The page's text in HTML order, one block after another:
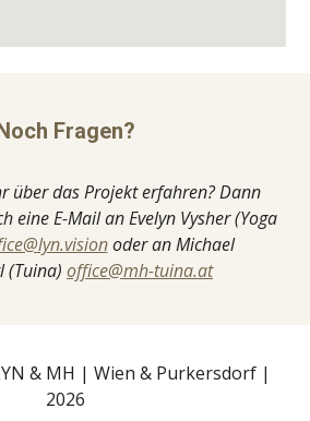
Fragen?
über das Projekt erfahren? Dann
eine E-Mail an Evelyn Vysher (Yoga
oder an Michael
(Tuina) office@mh-tuina.at
& MH | Wien & Purkersdorf |
2026